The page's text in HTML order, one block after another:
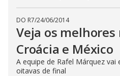
DO R7/24/06/2014
Veja os
Croácia e México
A equipe de Rafel Márquez
oitavas de final